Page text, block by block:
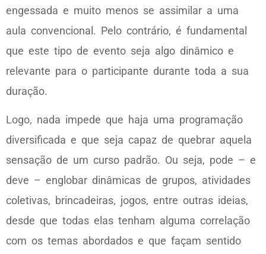
engessada e muito menos se assimilar a uma
aula convencional. Pelo contrário, é fundamental
que este tipo de evento seja algo dinâmico e
relevante para o participante durante toda a sua
duração.
Logo, nada impede que haja uma programação
diversificada e que seja capaz de quebrar aquela
sensação de um curso padrão. Ou seja, pode – e
deve – englobar dinâmicas de grupos, atividades
coletivas, brincadeiras, jogos, entre outras ideias,
desde que todas elas tenham alguma correlação
com os temas abordados e que façam sentido